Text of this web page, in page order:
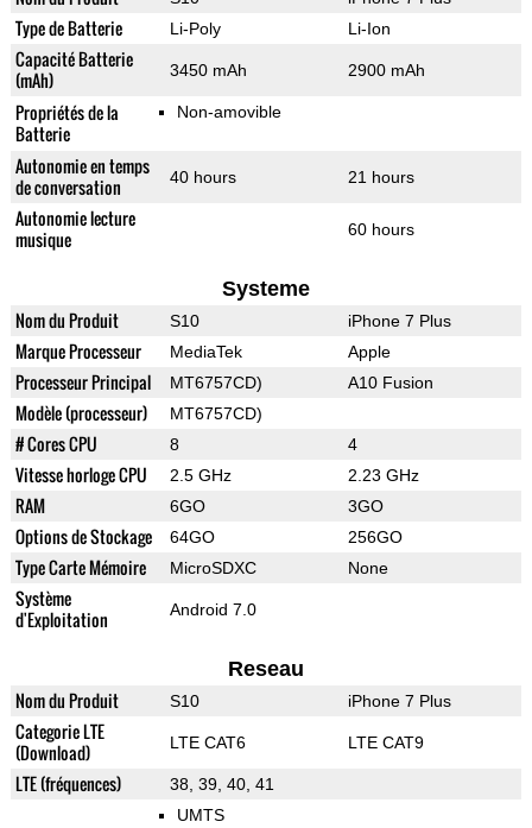
Type de Batterie Li-Poly Li-Ion
Capacité Batterie
(mAh)
3450 mAh 2900 mAh
Propriétés de la
Batterie
Non-amovible
Autonomie en temps
de conversation
40 hours 21 hours
Autonomie lecture
musique
60 hours
Systeme
Nom du Produit S10 iPhone 7 Plus
Marque Processeur MediaTek Apple
Processeur Principal MT6757CD) A10 Fusion
Modèle (processeur) MT6757CD)
# Cores CPU 8 4
Vitesse horloge CPU 2.5 GHz 2.23 GHz
RAM 6GO 3GO
Options de Stockage 64GO 256GO
Type Carte Mémoire MicroSDXC None
Système
d'Exploitation
Android 7.0
Reseau
Nom du Produit S10 iPhone 7 Plus
Categorie LTE
(Download)
LTE CAT6 LTE CAT9
LTE (fréquences) 38, 39, 40, 41
UMTS